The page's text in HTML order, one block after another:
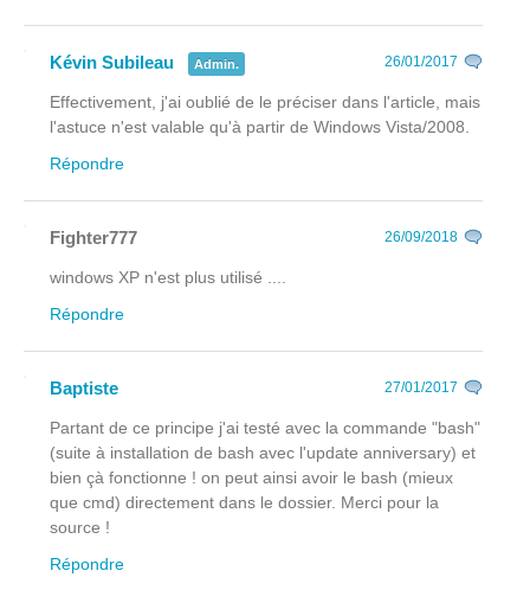
Kévin Subileau Admin. 26/01/2017
Effectivement, j'ai oublié de le préciser dans l'article, mais
l'astuce n'est valable qu'à partir de Windows Vista/2008.
Répondre
Fighter777 26/09/2018
windows XP n'est plus utilisé ....
Répondre
Baptiste 27/01/2017
Partant de ce principe j'ai testé avec la commande "bash"
(suite à installation de bash avec l'update anniversary) et
bien çà fonctionne ! on peut ainsi avoir le bash (mieux
que cmd) directement dans le dossier. Merci pour la
source !
Répondre